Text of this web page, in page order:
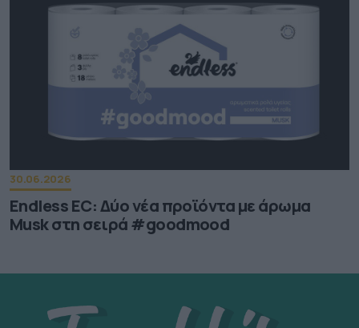
30.06.2026
Endless EC: Δύο νέα προϊόντα με άρωμα
Musk στη σειρά #goodmood